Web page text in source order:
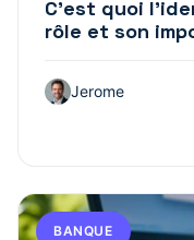
C’est quoi
rôle et son
Jerome
BANQUE